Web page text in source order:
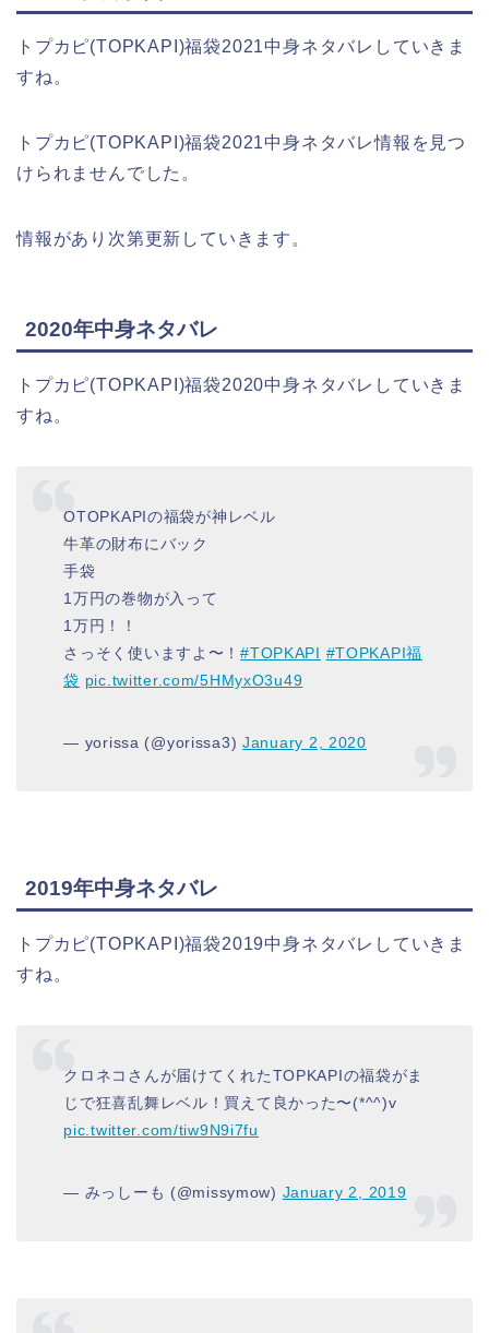
トプカピ(TOPKAPI)福袋2021中身ネタバレしていきま
すね。
トプカピ(TOPKAPI)福袋2021中身ネタバレ情報を見つ
けられませんでした。
情報があり次第更新していきます。
2020年中身ネタバレ
トプカピ(TOPKAPI)福袋2020中身ネタバレしていきま
すね。
OTOPKAPIの福袋が神レベル
牛革の財布にバック
手袋
1万円の巻物が入って
1万円！！
さっそく使いますよ〜！#TOPKAPI #TOPKAPI福
袋 pic.twitter.com/5HMyxO3u49
— yorissa (@yorissa3)January 2, 2020
2019年中身ネタバレ
トプカピ(TOPKAPI)福袋2019中身ネタバレしていきま
すね。
クロネコさんが届けてくれたTOPKAPIの福袋がま
じで狂喜乱舞レベル！買えて良かった〜(*^^)v
pic.twitter.com/tiw9N9i7fu
— みっしーも (@missymow) January 2, 2019